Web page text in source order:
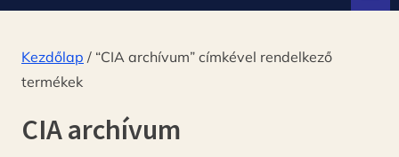
Kezdőlap / “CIA archívum” címkével rendelkező
termékek
CIA archívum